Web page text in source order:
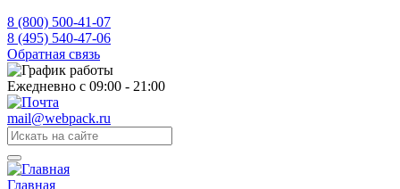
8 (800) 500-41-07
8 (495) 540-47-06
Обратная связь
Ежедневно с 09:00 - 21:00
mail@webpack.ru
Главная